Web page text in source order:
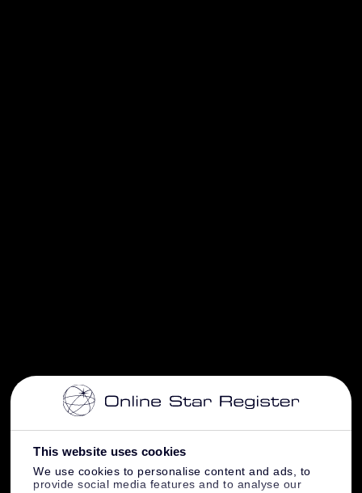
This website uses cookies
We use cookies to personalise content and ads, to
provide social media features and to analyse our